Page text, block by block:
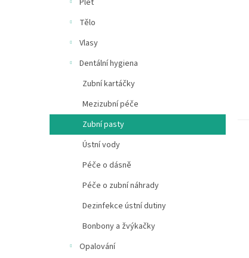
Pleť
Tělo
Vlasy
Dentální hygiena
Zubní kartáčky
Mezizubní péče
Zubní pasty
Ústní vody
Péče o dásně
Péče o zubní náhrady
Dezinfekce ústní dutiny
Bonbony a žvýkačky
Opalování